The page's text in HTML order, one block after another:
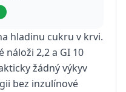
hladinu cukru v krvi.
náloži 2,2 a GI 10
žádný výkyv
bez inzulínové